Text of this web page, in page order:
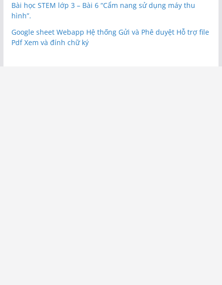
Bài học STEM lớp 3 – Bài 6 “Cẩm nang sử dụng máy thu
hình”.
Google sheet Webapp Hệ thống Gửi và Phê duyệt Hỗ trợ file
Pdf Xem và đính chữ ký